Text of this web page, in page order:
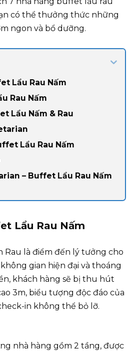
có thể thưởng thức những
ngon và bổ dưỡng.
Lẩu Rau Nấm
Rau Nấm
Lẩu Nấm & Rau
Lẩu Rau Nấm
– Buffet Lẩu Rau Nấm
Lẩu Rau Nấm
Rau là điểm đến lý tưởng cho
gian hiện đại và thoáng
khách hàng sẽ bị thu hút
3m, biểu tượng độc đáo của
in không thể bỏ lỡ.
nhà hàng gồm 2 tầng, được